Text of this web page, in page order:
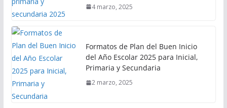
4 marzo, 2025
Formatos de Plan del Buen Inicio
del Año Escolar 2025 para Inicial,
Primaria y Secundaria
2 marzo, 2025